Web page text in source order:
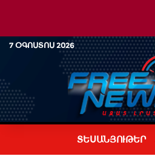
7 ՕԳՈՍՏՈՍ 2026
ՏԵՍԱՆՅՈՒԹԵՐ